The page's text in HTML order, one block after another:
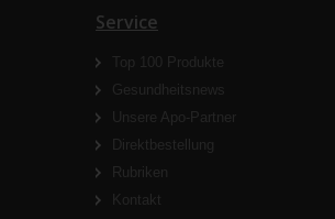
Service
Top 100 Produkte
Gesundheitsnews
Unsere Apo-Partner
Direktbestellung
Rubriken
Kontakt